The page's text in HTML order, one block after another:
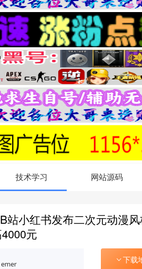
技术学习 网站源码
站小红书发布二次元动漫
元
下载